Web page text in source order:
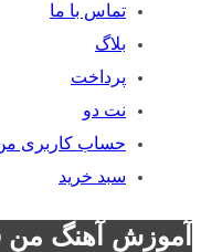
تماس با ما
بلاگ
پرداخت
نت دو
حساب کاربری
سبد خرید
آموزش آهنگ من